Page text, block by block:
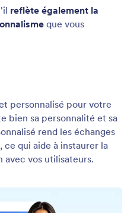
pour qu'il
et engagez vos
qu'il corresponde aux
votre entreprise.